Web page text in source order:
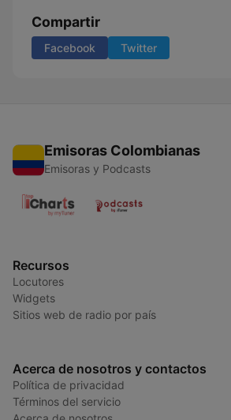
Compartir
Facebook Twitter
Emisoras Colombianas
Emisoras y Podcasts
Recursos
Locutores
Widgets
Sitios web de radio por país
Acerca de nosotros y contactos
Política de privacidad
Términos del servicio